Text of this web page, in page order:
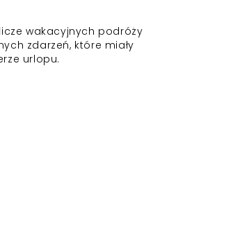
wakacyjnych podróży
zdarzeń, które miały
urlopu.